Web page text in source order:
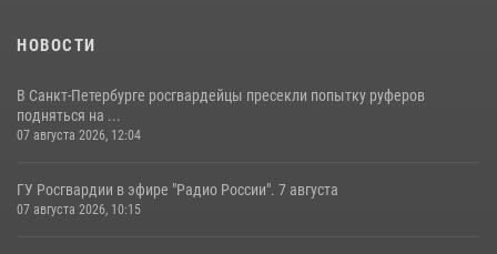
НОВОСТИ
В Санкт-Петербурге росгвардейцы пресекли попытку руферов
подняться на ...
07 августа 2026, 12:04
ГУ Росгвардии в эфире "Радио России". 7 августа
07 августа 2026, 10:15